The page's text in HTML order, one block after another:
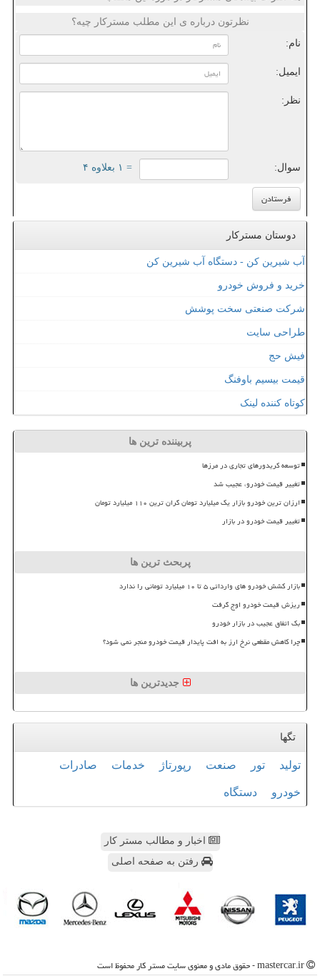
نظرتون درباره ی این مطلب مسترکار چیه؟
نام:
ایمیل:
نظر:
سوال: = ۱ بعلاوه ۴
دوستان مسترکار
آب شیرین کن - دستگاه آب شیرین کن
خرید و فروش خودرو
شرکت صنعتی سخت پوشش
طراحی سایت
فیش حج
قیمت بیسیم باوفنگ
کوتاه کننده لینک
پربیننده ترین ها
توسعه کریدورهای تجاری در مرزها
تغییر قیمت خودرو، عجیب شد
ارزان ترین خودرو بازار یک میلیارد تومان گران ترین ۱۱۰ میلیارد تومان
تغییر قیمت خودرو در بازار
پربحث ترین ها
بازار کشش خودرو های وارداتی ۵ تا ۱۰ میلیارد تومانی را ندارد
ریزش قیمت خودرو اوج گرفت
بک اتفاق عجیب در بازار خودرو
چرا کاهش مقطعی نرخ ارز به افت پایدار قیمت خودرو منجر نمی شود؟
جدیدترین ها
تگها
تولید تور صنعت رپورتاژ خدمات صادرات
خودرو دستگاه
اخبار و مطالب مستر کار
رفتن به صفحه اصلی